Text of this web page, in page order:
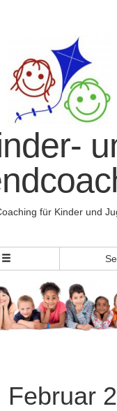
für Kinder und
Februar